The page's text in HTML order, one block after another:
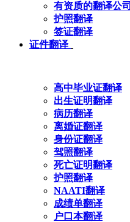
有资质的翻译公司
护照翻译
签证翻译
证件翻译
高中毕业证翻译
出生证明翻译
病历翻译
离婚证翻译
身份证翻译
驾照翻译
死亡证明翻译
护照翻译
NAATI翻译
成绩单翻译
户口本翻译